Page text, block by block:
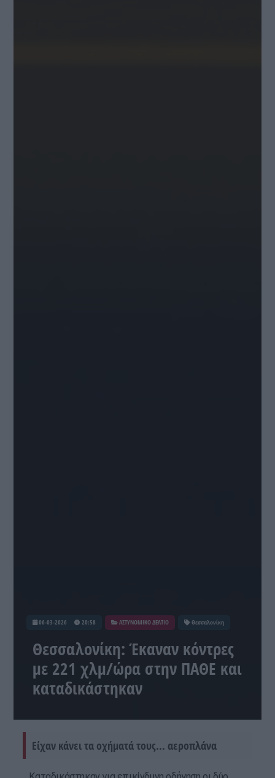
06-03-2026 20:58 ΑΣΤΥΝΟΜΙΚΟ ΔΕΛΤΙΟ Θεσσαλονίκη
Θεσσαλονίκη: Έκαναν κόντρες
με 221 χλμ/ώρα στην ΠΑΘΕ και
καταδικάστηκαν
Είχαν κάνει τα οχήματά τους... αεροπλάνα